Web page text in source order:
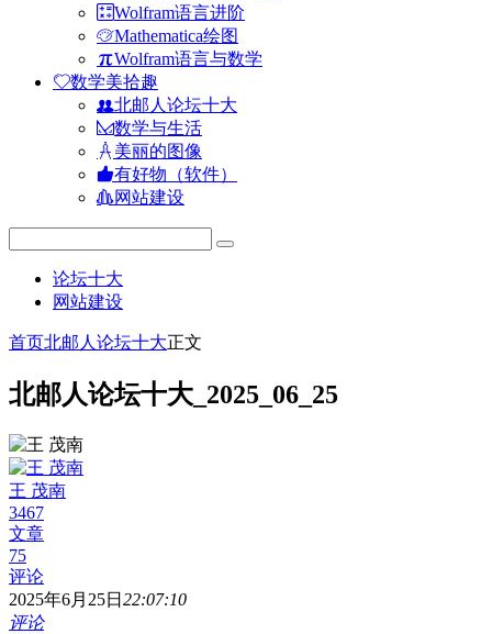
Wolfram语言进阶
Mathematica绘图
Wolfram语言与数学
数学美拾趣
北邮人论坛十大
数学与生活
美丽的图像
有好物（软件）
网站建设
论坛十大
网站建设
首页北邮人论坛十大正文
北邮人论坛十大_2025_06_25
王 茂南
3467
文章
75
评论
2025年6月25日 22:07:10
评论